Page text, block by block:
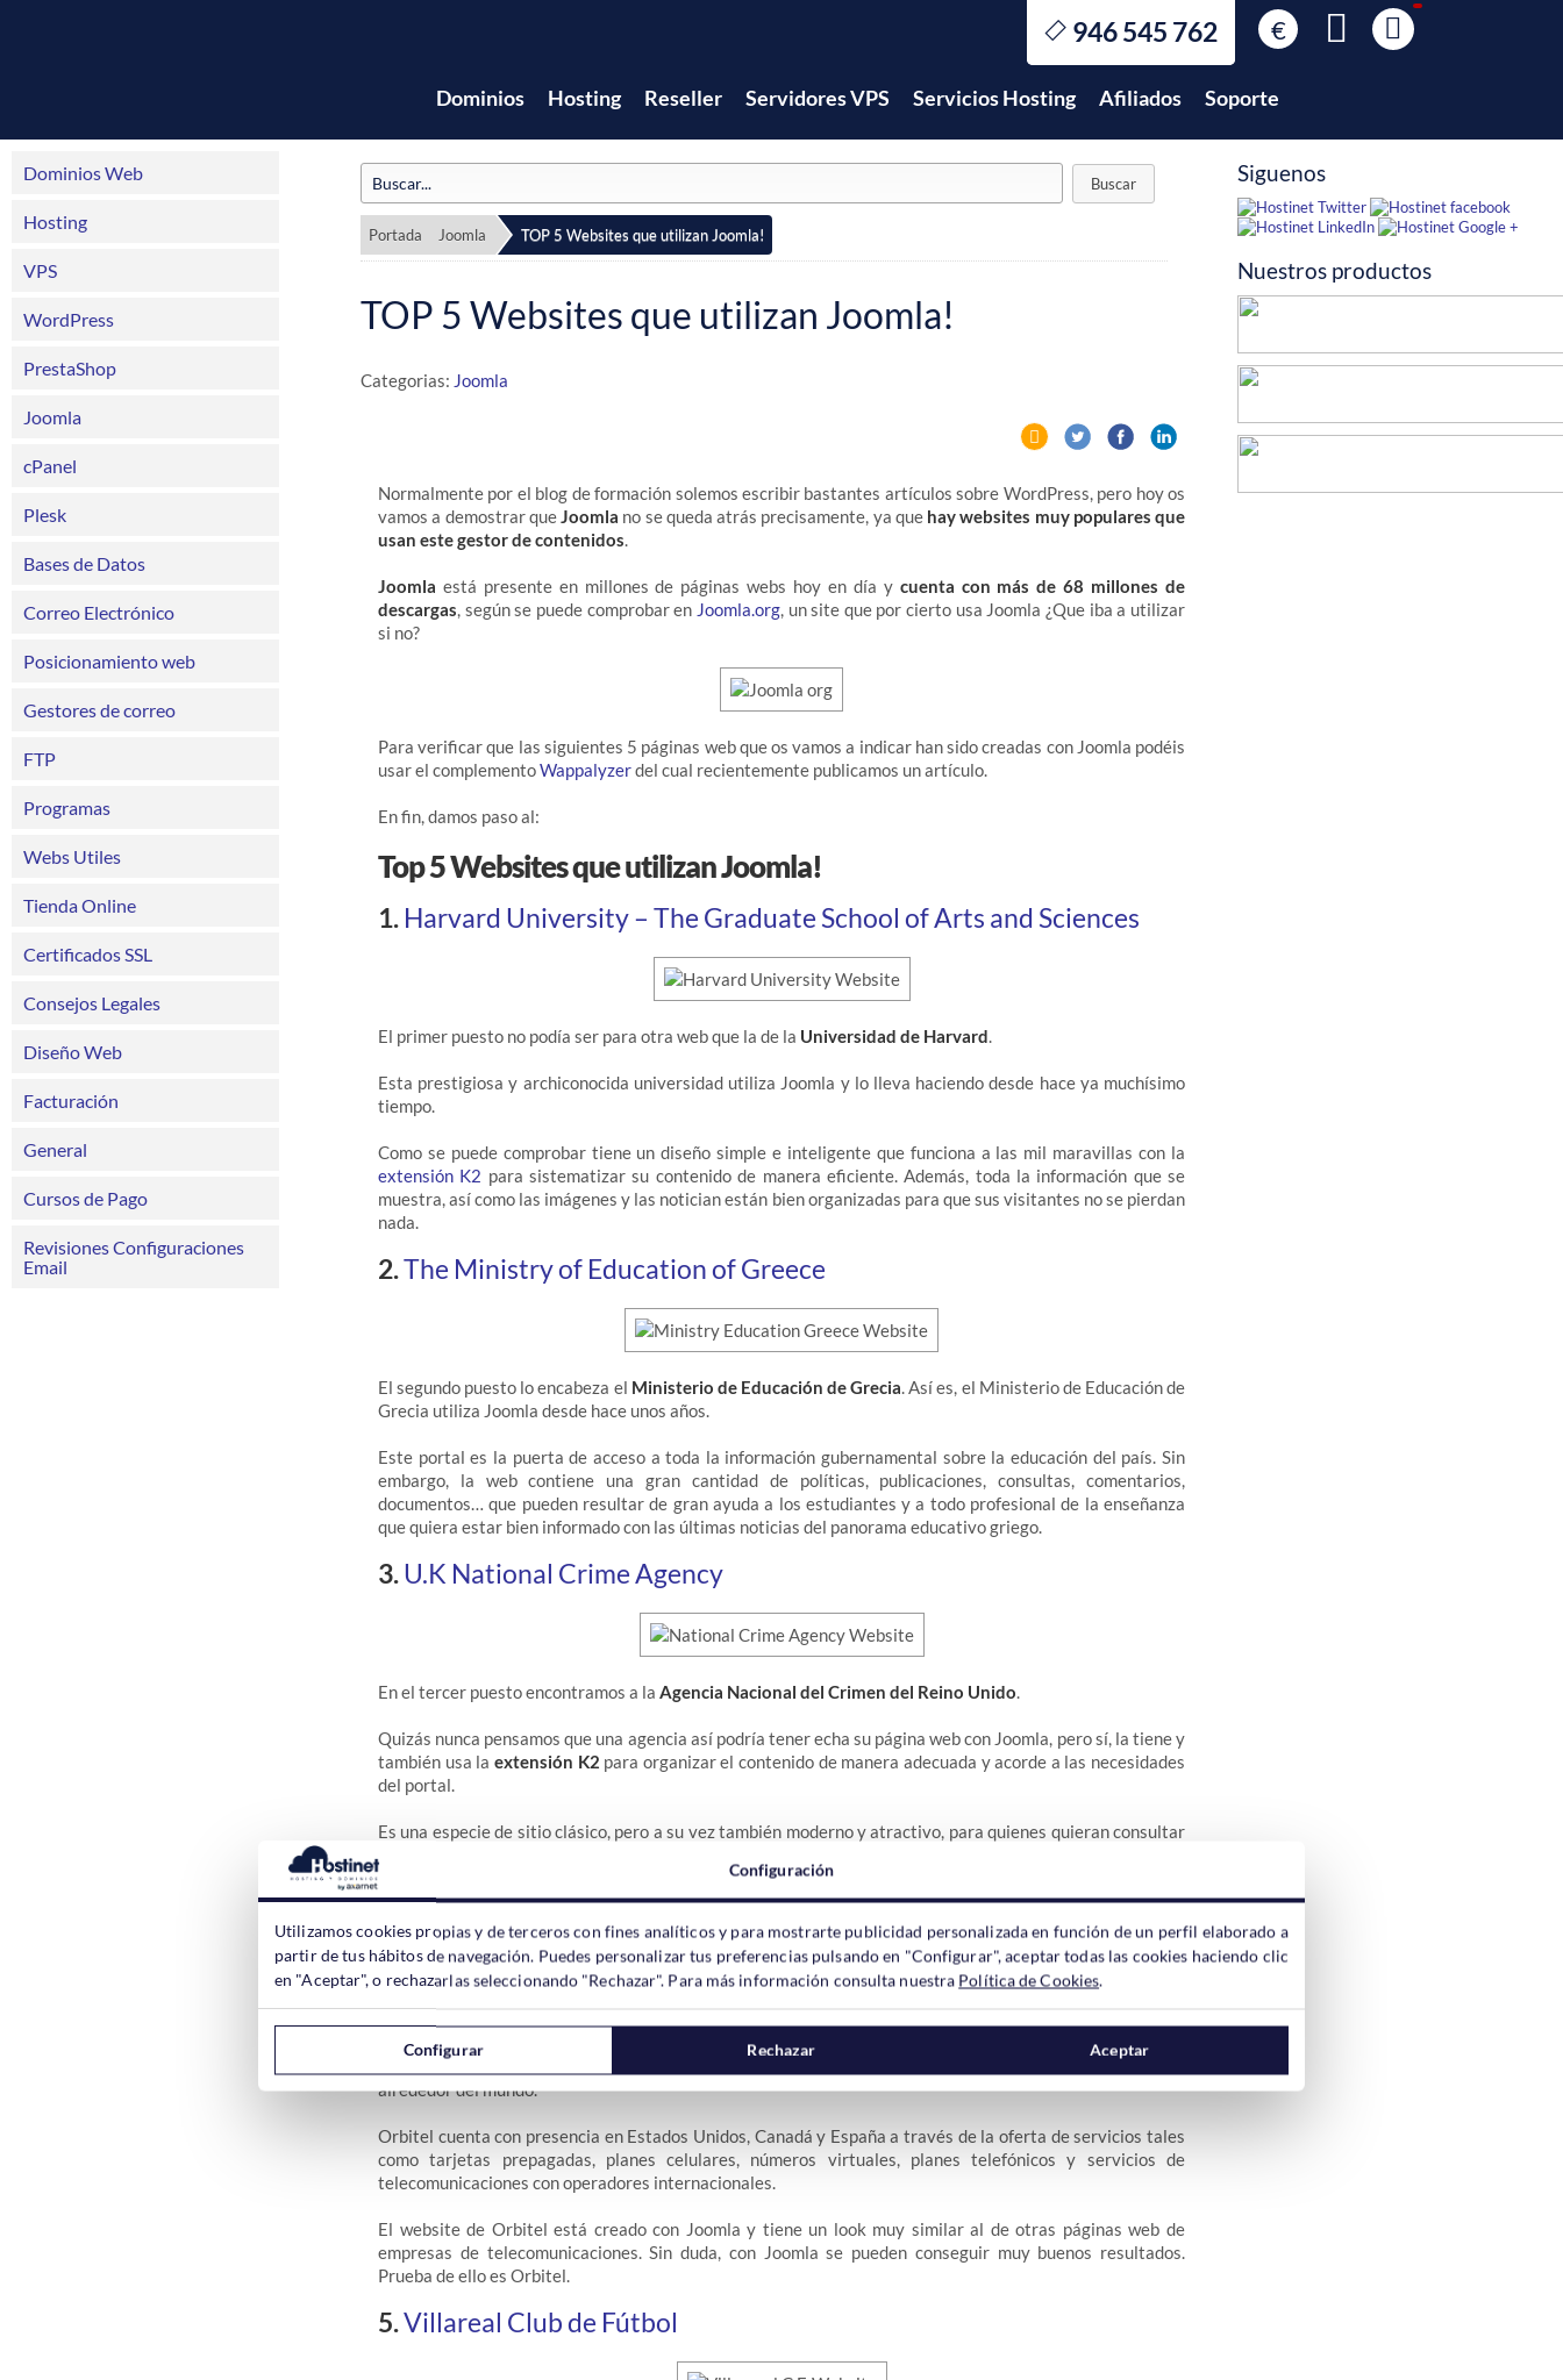
946 545 762
Dominios Hosting Reseller Servidores VPS Servicios Hosting Afiliados Soporte
€
GBP
MXN
Dominios Web
Hosting
VPS
WordPress
PrestaShop
Joomla
cPanel
Plesk
Bases de Datos
Correo Electrónico
Posicionamiento web
Gestores de correo
FTP
Programas
Webs Utiles
Tienda Online
Certificados SSL
Consejos Legales
Diseño Web
Facturación
General
Cursos de Pago
Revisiones Configuraciones
Email
Siguenos
Nuestros productos
Portada Joomla TOP 5 Websites que utilizan Joomla!
TOP 5 Websites que utilizan Joomla!
Categorias: Joomla
Normalmente por el blog de formación solemos escribir bastantes artículos sobre WordPress, pero hoy os
vamos a demostrar queJoomla no se queda atrás precisamente, ya que hay websites muy populares que
usan este gestor de contenidos.
Joomla está presente en millones de páginas webs hoy en día y cuenta con más de 68 millones de
descargas, según se puede comprobar en Joomla.org, un site que por cierto usa Joomla ¿Que iba a utilizar
si no?
Para verificar que las siguientes 5 páginas web que os vamos a indicar han sido creadas con Joomla podéis
usar el complementoWappalyzerdel cual recientemente publicamos un artículo.
En fin, damos paso al:
Top 5 Websites que utilizan Joomla!
1. Harvard University – The Graduate School of Arts and Sciences
El primer puesto no podía ser para otra web que la de la Universidad de Harvard.
Esta prestigiosa y archiconocida universidad utiliza Joomla y lo lleva haciendo desde hace ya muchísimo
tiempo.
Como se puede comprobar tiene un diseño simple e inteligente que funciona a las mil maravillas con la
extensión K2 para sistematizar su contenido de manera eficiente. Además, toda la información que se
muestra, así como las imágenes y las notician están bien organizadas para que sus visitantes no se pierdan
nada.
2.The Ministry of Education of Greece
El segundo puesto lo encabeza el Ministerio de Educación de Grecia. Así es, el Ministerio de Educación de
Grecia utiliza Joomla desde hace unos años.
Este portal es la puerta de acceso a toda la información gubernamental sobre la educación del país. Sin
embargo, la web contiene una gran cantidad de políticas, publicaciones, consultas, comentarios,
documentos… que pueden resultar de gran ayuda a los estudiantes y a todo profesional de la enseñanza
que quiera estar bien informado con las últimas noticias del panorama educativo griego.
3.U.K National Crime Agency
En el tercer puesto encontramos a la Agencia Nacional del Crimen del Reino Unido.
Quizás nunca pensamos que una agencia así podría tener echa su página web con Joomla, pero sí, la tiene y
también usa la extensión K2 para organizar el contenido de manera adecuada y acorde a las necesidades
del portal.
Es una especie de sitio clásico, pero a su vez también moderno y atractivo, para quienes quieran consultar
la información que allí se expone. Además, es
muestra perfectamente bajo cualquier dispositivo. Algo que hoy en día es muy demandado debido al alto
índice de teléfonos móviles que hay en el mundo.
4.Orbitel
es una compañía de
enfocada en prestar servicios a los hispanoamericanos
alrededor del mundo.
Orbitel cuenta con presencia en Estados Unidos, Canadá y España a través de la oferta de servicios tales
como tarjetas prepagadas, planes celulares, números virtuales, planes telefónicos y servicios de
telecomunicaciones con operadores internacionales.
El website de Orbitel está creado con Joomla y tiene un look muy similar al de otras páginas web de
empresas de telecomunicaciones. Sin duda, con Joomla se pueden conseguir muy buenos resultados.
Prueba de ello es Orbitel.
5.Villareal Club de Fútbol
Configuración
Utilizamos cookies propias y de terceros con fines analíticos y para mostrarte publicidad personalizada en función de un perfil elaborado a
partir de tus hábitos de navegación. Puedes personalizar tus preferencias pulsando en "Configurar", aceptar todas las cookies haciendo clic
en "Aceptar", o rechazarlas seleccionando "Rechazar". Para más información consulta nuestra Política de Cookies.
Configurar Rechazar Aceptar